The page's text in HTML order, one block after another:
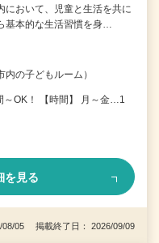
において、児童と生活を共に
基本的な生活習慣を身…
の子どもルーム）
～OK！ 【時間】 月～金…1
を見る
08/05 掲載終了日： 2026/09/09